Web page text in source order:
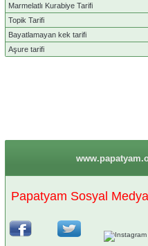
Marmelatlı Kurabiye Tarifi
Topik Tarifi
Bayatlamayan kek tarifi
Aşure tarifi
Papatyam Sosyal Medya